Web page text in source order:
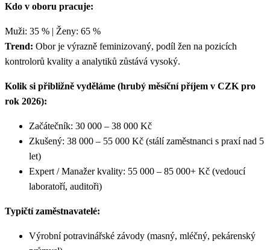
Kdo v oboru pracuje:
Muži: 35 % | Ženy: 65 %
Trend: Obor je výrazně feminizovaný, podíl žen na pozicích
kontrolorů kvality a analytiků zůstává vysoký.
Kolik si přibližně vyděláme (hrubý měsíční příjem v CZK pro
rok 2026):
Začátečník: 30 000 – 38 000 Kč
Zkušený: 38 000 – 55 000 Kč (stálí zaměstnanci s praxí nad 5
let)
Expert / Manažer kvality: 55 000 – 85 000+ Kč (vedoucí
laboratoří, auditoři)
Typičtí zaměstnavatelé:
Výrobní potravinářské závody (masný, mléčný, pekárenský